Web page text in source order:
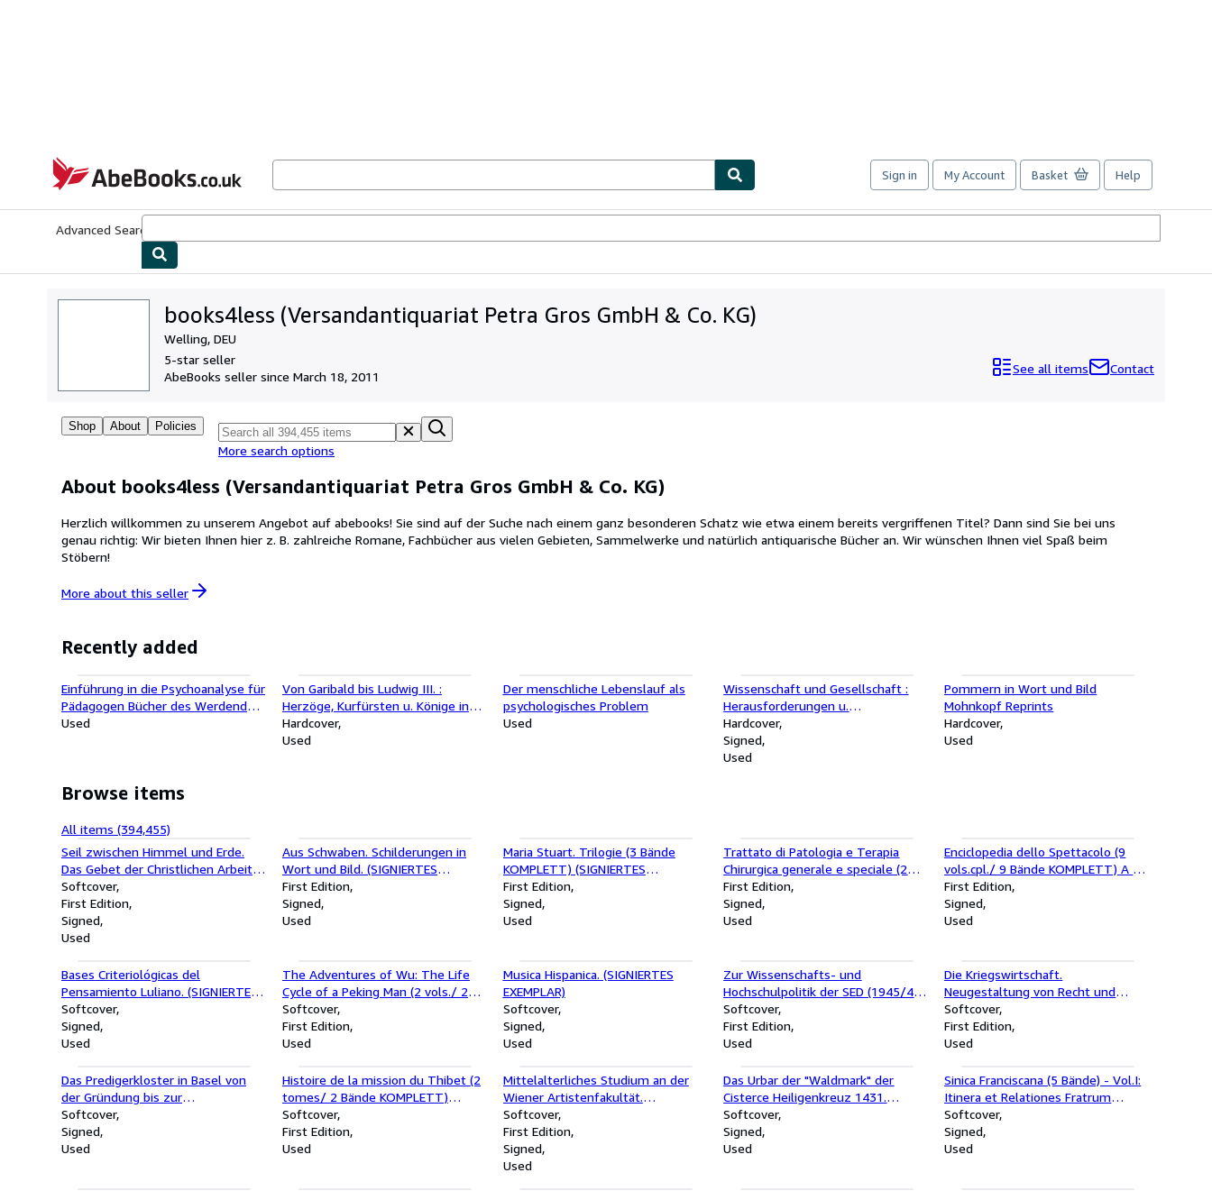
AbeBooks.co.uk
Sign in My Account Basket Help
Advanced Search
books4less (Versandantiquariat Petra Gros GmbH & Co. KG)
Welling, DEU
5-star seller
AbeBooks seller since March 18, 2011
See all items Contact
Shop About Policies
More search options
About books4less (Versandantiquariat Petra Gros GmbH & Co. KG)
Herzlich willkommen zu unserem Angebot auf abebooks! Sie sind auf der Suche nach einem ganz besonderen Schatz wie etwa einem bereits vergriffenen Titel? Dann sind Sie bei uns
genau richtig: Wir bieten Ihnen hier z. B. zahlreiche Romane, Fachbücher aus vielen Gebieten, Sammelwerke und natürlich antiquarische Bücher an. Wir wünschen Ihnen viel Spaß beim
Stöbern!
More about this seller
Recently added
Einführung in die Psychoanalyse für
Pädagogen Bücher des Werdenden,
zweite Reihe, Bd. 5
Used
Von Garibald bis Ludwig III. :
Herzöge, Kurfürsten u. Könige in
Bayern
Hardcover
Used
Der menschliche Lebenslauf als
psychologisches Problem
Used
Wissenschaft und Gesellschaft :
Herausforderungen u.
Wechselwirkungen in ihrer Zeit.
(SIGNIERTES EXEMPLAR)
Hardcover
Signed
Used
Pommern in Wort und Bild
Mohnkopf Reprints
Hardcover
Used
Browse items
All items (394,455)
Seil zwischen Himmel und Erde.
Das Gebet der Christlichen Arbeiter
Jugend. (SIGNIERTES EXEMPLAR)
Softcover
First Edition
Signed
Used
Aus Schwaben. Schilderungen in
Wort und Bild. (SIGNIERTES
EXEMPLAR)
First Edition
Signed
Used
Maria Stuart. Trilogie (3 Bände
KOMPLETT) (SIGNIERTES
EXEMPLAR) - Bd.I: Maria Stuart,
Königin von Schottland/ Bd.II:
James Stuart, Graf von Murray/
First Edition
Signed
Used
Trattato di Patologia e Terapia
Chirurgica generale e speciale (2
vols./ 2 Bände von 3) (SIGNIERTES
EXEMPLAR) - Vol.I: Infiammazione,
febbri chirurgiche, lesioni violente,
First Edition
Signed
Used
Enciclopedia dello Spettacolo (9
vols.cpl./ 9 Bände KOMPLETT) A -
Z. (SIGNIERTES EXEMPLAR)
First Edition
Signed
Used
Bases Criteriológicas del
Pensamiento Luliano. (SIGNIERTES
EXEMPLAR)
Softcover
Signed
Used
The Adventures of Wu: The Life
Cycle of a Peking Man (2 vols./ 2
Bände KOMPLETT)
Softcover
First Edition
Used
Musica Hispanica. (SIGNIERTES
EXEMPLAR)
Softcover
Signed
Used
Zur Wissenschafts- und
Hochschulpolitik der SED (1945/46-
1966).
Softcover
First Edition
Used
Die Kriegswirtschaft.
Neugestaltung von Recht und
Wirtschaft ; H. 40, T. 2
Softcover
First Edition
Used
Das Predigerkloster in Basel von
der Gründung bis zur
Klosterreform 1233-1429.
(SIGNIERTES EXEMPLAR)
Sonderabdruck aus der Basler
Softcover
Signed
Used
Histoire de la mission du Thibet (2
tomes/ 2 Bände KOMPLETT)
Societe des Missions-Etrangeres;
Softcover
First Edition
Used
Mittelalterliches Studium an der
Wiener Artistenfakultät.
Kommentar zu d. Acta Facultatis
Artium Universitatis Vindobonensis
1385 - 1416. (SIGNIERTES
EXEMPLAR) Schriftenreihe des
Softcover
First Edition
Signed
Used
Das Urbar der "Waldmark" der
Cisterce Heiligenkreuz 1431.
(SIGNIERTES EXEMPLAR)
Softcover
Signed
Used
Sinica Franciscana (5 Bände) - Vol.I:
Itinera et Relationes Fratrum
Minorum Saeculi XIII et XIV/ Vol.II:
Relationes et Epistolas Fratrum
Minorum Saeculi XVI et XVII/ Vol.III:
Softcover
Signed
Used